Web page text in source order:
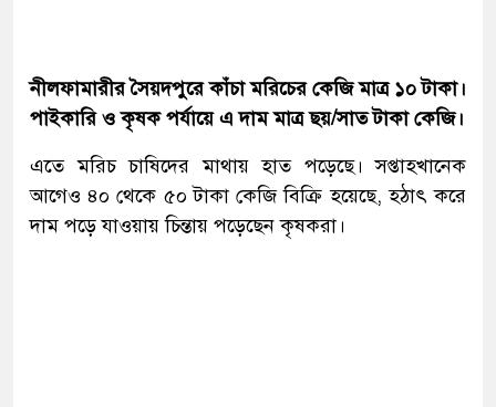
নীলফামারীর সৈয়দপুরে কাঁচা মরিচের কেজি মাত্র ১০ টাকা।
পাইকারি ও কৃষক পর্যায়ে এ দাম মাত্র ছয়/সাত টাকা কেজি।
এতে মরিচ চাষিদের মাথায় হাত পড়েছে। সপ্তাহখানেক
আগেও ৪০ থেকে ৫০ টাকা কেজি বিক্রি হয়েছে, হঠাৎ করে
দাম পড়ে যাওয়ায় চিন্তায় পড়েছেন কৃষকরা।